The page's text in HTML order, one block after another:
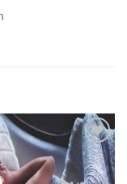
İstek
Listeme
Ekle